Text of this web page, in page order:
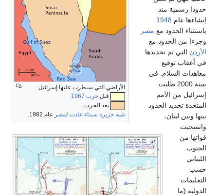
الأراضي التي سيطرت عليها إسرائيل:
حرب 1967
بعد الحرب
شبه جزيرة سيناء عادت لمصر عام 1982.
رسمية منذ
عام 1948
الحدود معمصر
من الحدود مع
التي تم تحديدها
أعقاب توقيع
السلام. في
سنة 2000 طلبت
من الأمم
تحديد الحدود
وبين لبنان،
من
(ما